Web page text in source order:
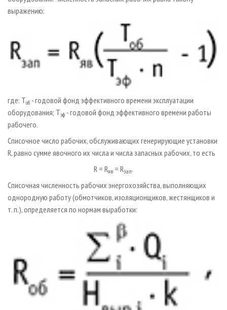
выражению:
где: Тоб - годовой фонд эффективного времени эксплуатации
оборудования; Тэф - годовой фонд эффективного времени работы
рабочего.
Списочное число рабочих, обслуживающих генерирующие установки
R, равно сумме явочного их числа и числа запасных рабочих, то есть
R = Rяв = Rзап.
Списочная численность рабочих энергохозяйства, выполняющих
однородную работу (обмотчиков, изоляционщиков, жестянщиков и
т. п.), определяется по нормам выработки: